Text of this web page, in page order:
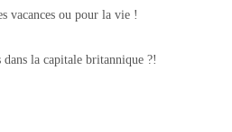
vacances ou pour la vie !
la capitale britannique ?!